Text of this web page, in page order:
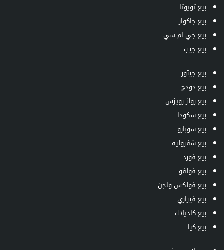
بيع تويوتا
بيع جاكوار
بيع جي ام سي
بيع جيب
بيع جيتور
بيع دودج
بيع رولز رويزس
بيع سكودا
بيع سوبارو
بيع شفروليه
بيع فورد
بيع فولفو
بيع فولكس واجن
بيع فيراري
بيع كاديلاك
بيع كيا